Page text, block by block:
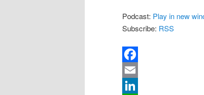
Podcast: Play in new
Subscribe: RSS
Facebook
Email